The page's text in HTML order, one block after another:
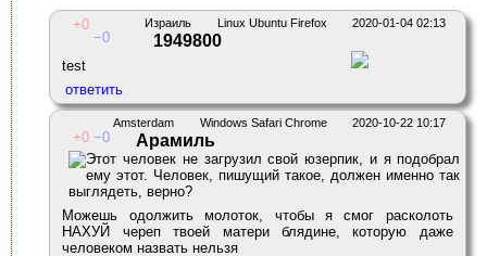
2020-01-04 02:13
Linux Ubuntu Firefox
Израиль
0
0
1949800
test
2020-10-22 10:17
Windows Safari Chrome
Amsterdam
0 0 Арамиль
Можешь одолжить молоток, чтобы я смог расколоть
НАХУЙ череп твоей матери блядине, которую даже
человеком назвать нельзя